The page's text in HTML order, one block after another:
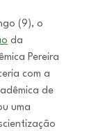
(9), o
da
Pereira
com a
de
uma